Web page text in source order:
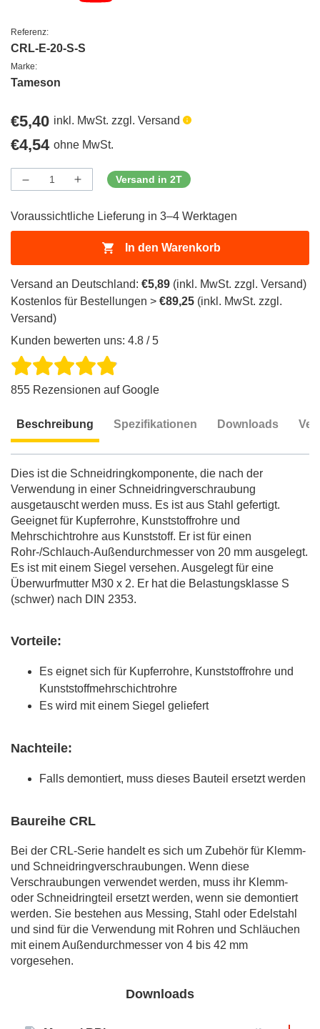
Referenz:
CRL-E-20-S-S
Marke:
Tameson
Regulärer
Preis
€5,40 inkl. MwSt. zzgl. Versand
Regulärer
Preis
€4,54 ohne MwSt.
Menge
Menge
verringern
ProductDrop
Menge
erhöhen
ProductDrop
Versand in 2T
Voraussichtliche Lieferung in 3–4 Werktagen
In den Warenkorb
Versand an Deutschland: €5,89 (inkl. MwSt. zzgl. Versand)
Kostenlos für Bestellungen > €89,25 (inkl. MwSt. zzgl.
Versand)
Kunden bewerten uns: 4.8 / 5
855 Rezensionen auf Google
Beschreibung Spezifikationen Downloads
Dies ist die Schneidringkomponente, die nach der
Verwendung in einer Schneidringverschraubung
ausgetauscht werden muss. Es ist aus Stahl gefertigt.
Geeignet für Kupferrohre, Kunststoffrohre und
Mehrschichtrohre aus Kunststoff. Er ist für einen
Rohr-/Schlauch-Außendurchmesser von 20 mm ausgelegt.
Es ist mit einem Siegel versehen. Ausgelegt für eine
Überwurfmutter M30 x 2. Er hat die Belastungsklasse S
(schwer) nach DIN 2353.
Vorteile:
Es eignet sich für Kupferrohre, Kunststoffrohre und
Kunststoffmehrschichtrohre
Es wird mit einem Siegel geliefert
Nachteile:
Falls demontiert, muss dieses Bauteil ersetzt werden
Baureihe CRL
Bei der CRL-Serie handelt es sich um Zubehör für Klemm-
und Schneidringverschraubungen. Wenn diese
Verschraubungen verwendet werden, muss ihr Klemm-
oder Schneidringteil ersetzt werden, wenn sie demontiert
werden. Sie bestehen aus Messing, Stahl oder Edelstahl
und sind für die Verwendung mit Rohren und Schläuchen
mit einem Außendurchmesser von 4 bis 42 mm
vorgesehen.
Downloads